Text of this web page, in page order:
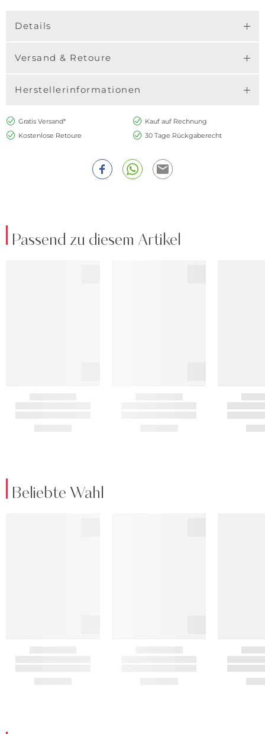
Details
Versand & Retoure
Herstellerinformationen
Gratis Versand*
Kauf auf Rechnung
Kostenlose Retoure
30 Tage Rückgaberecht
Passend zu diesem Artikel
Beliebte Wahl